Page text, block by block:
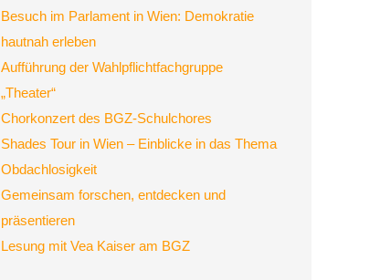
Besuch im Parlament in Wien: Demokratie
hautnah erleben
Aufführung der Wahlpflichtfachgruppe
„Theater“
Chorkonzert des BGZ-Schulchores
Shades Tour in Wien – Einblicke in das Thema
Obdachlosigkeit
Gemeinsam forschen, entdecken und
präsentieren
Lesung mit Vea Kaiser am BGZ